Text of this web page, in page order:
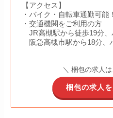
【アクセス】
・バイク・自転車通勤可能！
・交通機関をご利用の方
JR高槻駅から徒歩19分、
阪急高槻市駅から18分、
＼ 梱包の求人
梱包の求人を